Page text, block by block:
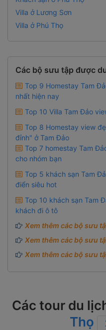
Villa ở Lương Sơn
Villa ở Phú Thọ
Các bộ sưu tập được
Top 9 Homestay Tam
nhất hiện nay
Top 10 Villa Tam Đảo
Top 8 Homestay view
đỉnh" ở Tam Đảo
Top 7 homestay Tam
cho nhóm bạn
Top 5 khách sạn Tam
điển siêu hot
Top 10 khách sạn Tam
khách đi ô tô
Xem thêm các bộ sưu
Xem thêm các bộ sưu
Xem thêm các bộ sưu
Các tour du
Thọ